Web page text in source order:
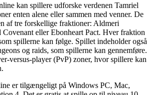
kan spillere udforske verdenen Tamriel
enten alene eller sammen med venner. De
af tre forskellige fraktioner: Aldmeri
eller Ebonheart Pact. Hver fraktion
spillerne kan følge. Spillet indeholder også
og raids, som spillerne kan gennemføre.
versus-player (PvP) zoner, hvor spillere kan
er tilgængeligt på Windows PC, Mac,